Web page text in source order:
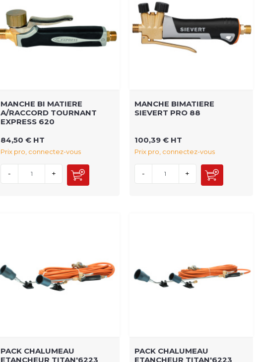
MANCHE BI MATIERE
A/RACCORD TOURNANT
EXPRESS 620
84,50 € HT
Prix pro, connectez-vous
- +
MANCHE BIMATIERE
SIEVERT PRO 88
100,39 € HT
Prix pro, connectez-vous
- +
PACK CHALUMEAU
ETANCHEUR TITAN'6223
PACK CHALUMEAU
ETANCHEUR TITAN'6223